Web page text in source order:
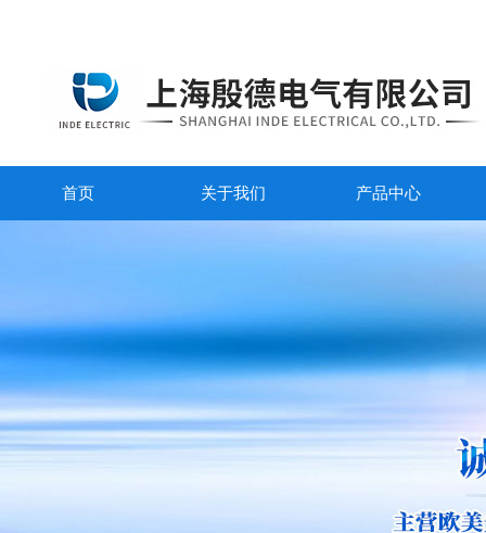
首页 关于我们 产品中心